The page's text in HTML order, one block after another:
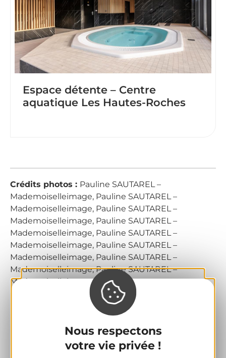
Nous respectons
votre vie privée !
Espace détente – Centre
aquatique Les Hautes-Roches
Crédits photos : Pauline SAUTAREL –
Mademoiselleimage, Pauline SAUTAREL –
Mademoiselleimage, Pauline SAUTAREL –
Mademoiselleimage, Pauline SAUTAREL –
Mademoiselleimage, Pauline SAUTAREL –
Mademoiselleimage, Pauline SAUTAREL –
Mademoiselleimage, Pauline SAUTAREL –
Mademoiselleimage, Pauline SAUTAREL –
Mademoiselleimage
Fiche mise à jour le 8 juin 2026
par Clermont Auvergne
Métropole